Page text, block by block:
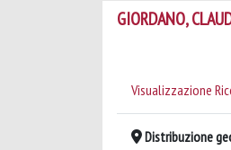
GIORDANO,
Visualizzazione
Distribuzione